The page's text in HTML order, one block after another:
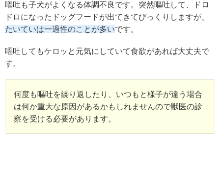
嘔吐も子犬がよくなる体調不良です。突然嘔吐して、ドロ
ドロになったドッグフードが出てきてびっくりしますが、
たいていは一過性のことが多いです。
嘔吐してもケロッと元気にしていて食欲があれば大丈夫で
す。
何度も嘔吐を繰り返したり、いつもと様子が違う場合
は何か重大な原因があるかもしれませんので獣医の診
察を受ける必要があります。